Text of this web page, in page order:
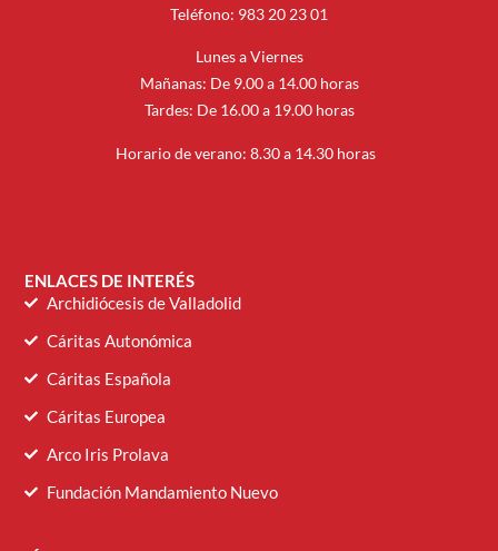
Teléfono: 983 20 23 01
Lunes a Viernes
Mañanas: De 9.00 a 14.00 horas
Tardes: De 16.00 a 19.00 horas
Horario de verano: 8.30 a 14.30 horas
ENLACES DE INTERÉS
Archidiócesis de Valladolid
Cáritas Autonómica
Cáritas Española
Cáritas Europea
Arco Iris Prolava
Fundación Mandamiento Nuevo